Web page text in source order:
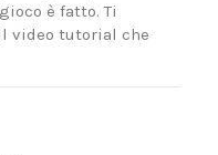
è fatto. Ti
video tutorial che